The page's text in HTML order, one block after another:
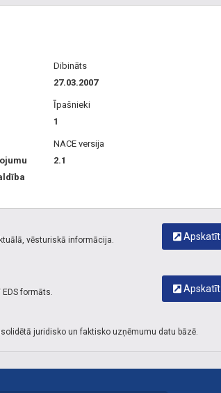
Dibināts
27.03.2007
Īpašnieki
1
NACE versija
2.1
Apskatīt
vēsturiskā informācija.
Apskatīt
formāts.
juridisko un faktisko uzņēmumu datu bāzē.